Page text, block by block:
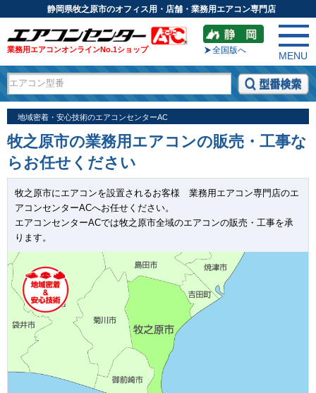
静岡県牧之原市のオフィス用・店舗・業務用エアコン専門店
業務用エアコンオンラインNo.1ショップ 全国版へ
MENU
地域密着・安心技術のエアコンセンターAC
牧之原市の業務用エアコンの販売・工事な
らお任せください
牧之原市にエアコンを設置されるお客様 業務用エアコン専門店のエ
アコンセンターACへお任せください。
エアコンセンターACでは牧之原市全域のエアコンの販売・工事を承
ります。